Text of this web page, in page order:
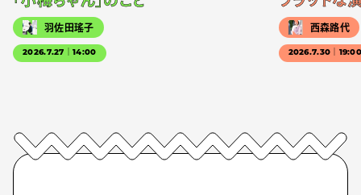
羽佐田瑤子
2026.7.27｜14:00
西森路代
2026.7.30｜